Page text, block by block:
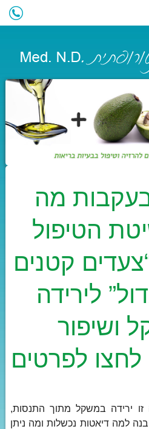
מה
הטיפול
קטנים
לירידה
ושיפור
לפרטים
זו ירידה במשקל מתוך התנסות,
למה דיאטות נכשלות ומה ניתן